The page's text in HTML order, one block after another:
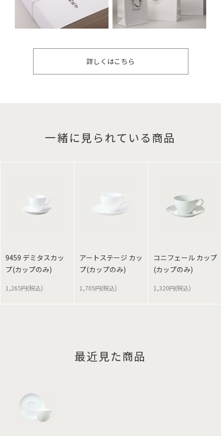
詳しくはこちら
一緒に見られている商品
9459 デミタスカッ
プ(カップのみ)
1,265円(税込)
アートステージ カッ
プ(カップのみ)
1,705円(税込)
コニフェール カップ
(カップのみ)
1,320円(税込)
最近見た商品